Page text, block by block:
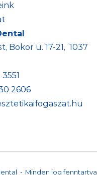
Bokor u. 17-21,  1037
2606
•  Minden jog fenntartva